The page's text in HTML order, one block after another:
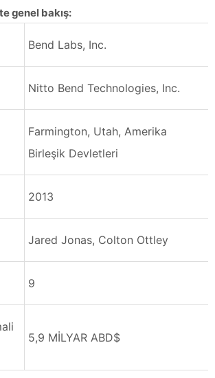
genel bakış:
Bend Labs, Inc.
Nitto Bend Technologies, Inc.
Farmington, Utah, Amerika
Birleşik Devletleri
2013
Jared Jonas, Colton Ottley
9
5,9 MİLYAR ABD$